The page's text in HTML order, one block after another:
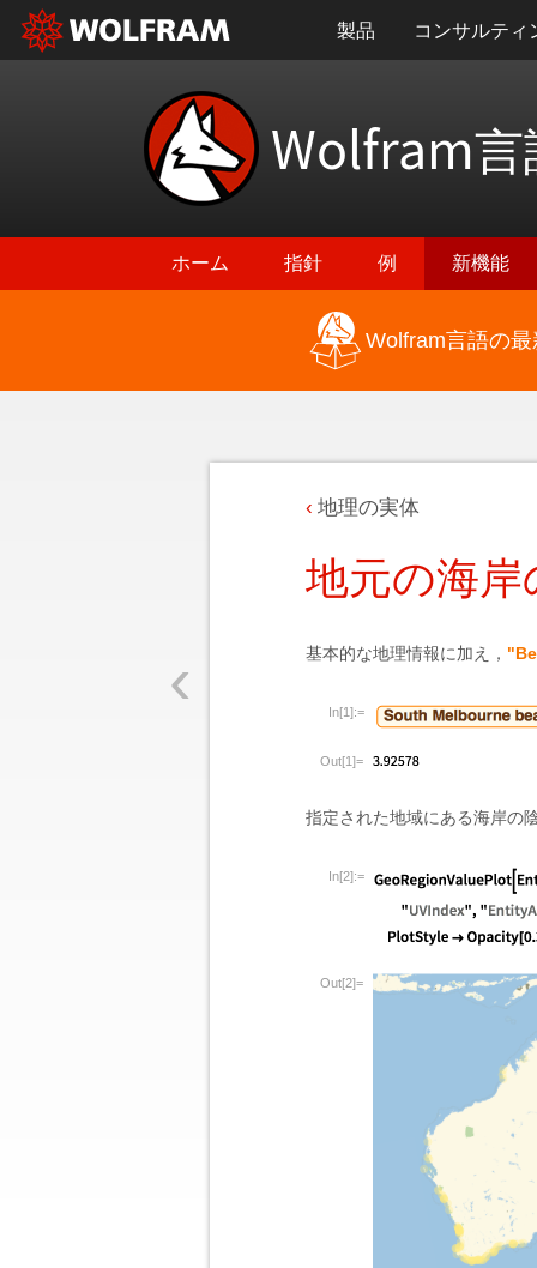
製品 コンサルティ
Wolfram言
ホーム 指針 例 新機能
Wolfram言語の
‹
地理の実体
地元の海
基本的な地理情報に加え，
In[1]:=
Out[1]=
指定された地域にある海岸の
In[2]:=
Out[2]=